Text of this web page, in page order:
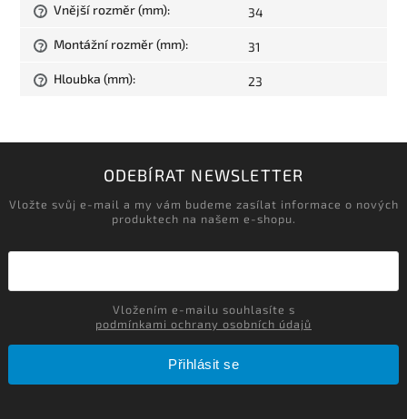
? Vnější rozměr (mm): 34
? Montážní rozměr (mm): 31
? Hloubka (mm): 23
ODEBÍRAT NEWSLETTER
Vložte svůj e-mail a my vám budeme zasílat informace o nových
produktech na našem e-shopu.
podmínkami ochrany osobních údajů
Přihlásit se